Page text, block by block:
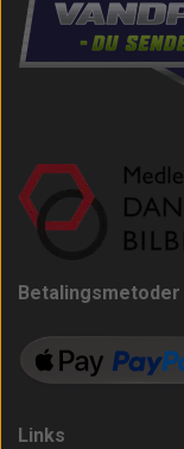
Betalingsmetoder
Links